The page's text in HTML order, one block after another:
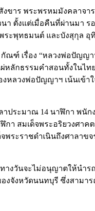
ขาร พระพรหมมังคลาจ
ตั้งแต่เมื่อคืนที่ผ่านมา
ระพุทธมนต์ และบังสุกุล
ณฑ์ เรื่อง “หลวงพ่อปัญญ
กธรรมคำสอนทั้งในไท
วงพ่อปัญญาฯ เน้นเข้าใ
ระมาณ 14 นาฬิกา พนั
า สมเด็จพระอริยวงศ
ระราชดำเนินถึงศาลา
วันจะไม่อนุญาตให้นำร
จังหวัดนนทบุรี ซึ่งสามาร